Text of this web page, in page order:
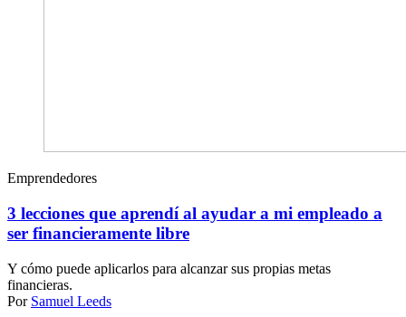
Emprendedores
3 lecciones que aprendí al ayudar a mi empleado a
ser financieramente libre
Y cómo puede aplicarlos para alcanzar sus propias metas
financieras.
Por Samuel Leeds